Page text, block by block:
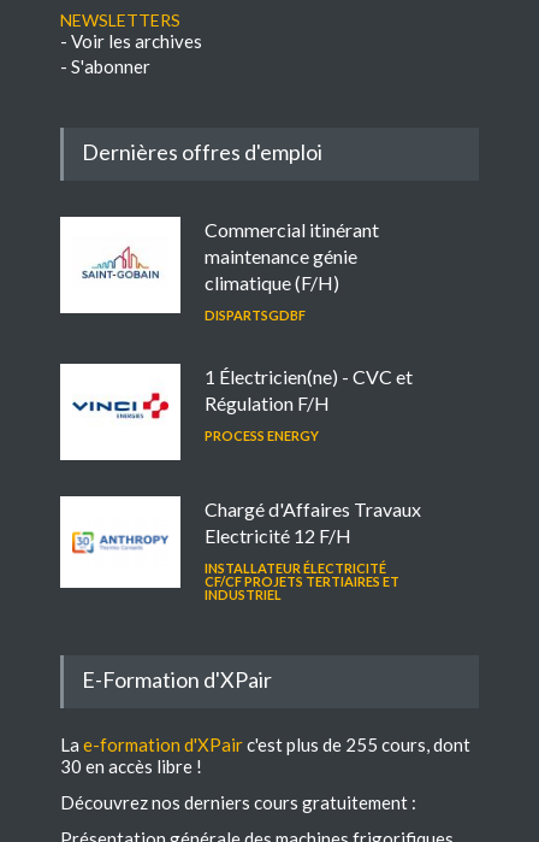
NEWSLETTERS
- Voir les archives
- S'abonner
Dernières offres d'emploi
Commercial itinérant
maintenance génie
climatique (F/H)
DISPARTSGDBF
1 Électricien(ne) - CVC et
Régulation F/H
PROCESS ENERGY
Chargé d'Affaires Travaux
Electricité 12 F/H
INSTALLATEUR ÉLECTRICITÉ
CF/CF PROJETS TERTIAIRES ET
INDUSTRIEL
E-Formation d'XPair
La e-formation d'XPairc'est plus de 255 cours, dont
30 en accès libre !
Découvrez nos derniers cours gratuitement :